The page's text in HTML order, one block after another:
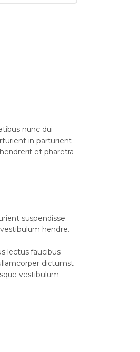
nunc dui
in parturient
et pharetra
suspendisse.
hendre.
lectus faucibus
dictumst
vestibulum